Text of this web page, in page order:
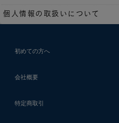
個人情報の取扱いについて
初めての方へ
会社概要
特定商取引